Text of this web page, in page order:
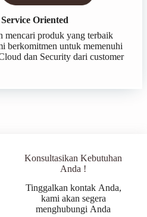
Oriented
mencari produk yang terbaik
berkomitmen untuk memenuhi
dan Security dari customer
Konsultasikan Kebutuhan
Anda !
Tinggalkan kontak Anda,
kami akan segera
menghubungi Anda